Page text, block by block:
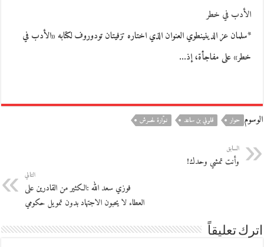
الأدب في خطر
*سلمان عز الدينينطوي العنوان الذي اختاره تزفيتان تودوروف لكتابه «الأدب في
خطر» على مفاجأة، إذ…
الوسوم حوار قلولي بن ساعد نـوّارة لحــرش
السابق
وأنت تمشي وحدك!
التالي
فوزي سعد الله :الكثير من القادرين على
العطاء لا يحبون الاجتهاد بدون تمويل حكومي
اترك تعليقاً